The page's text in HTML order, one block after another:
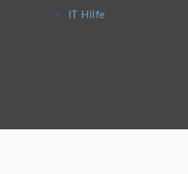
IT Hilfe